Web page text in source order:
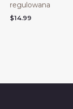
regulowana
$14.99